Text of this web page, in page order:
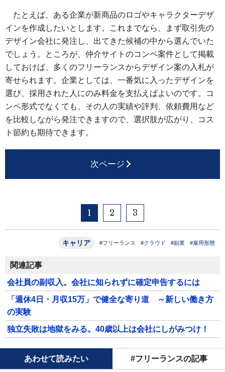
たとえば、ある企業が新商品のロゴやキャラクターデザ
インを作成したいとします。これまでなら、まず取引先の
デザイン会社に発注し、出てきた候補の中から選んでいた
でしょう。ところが、仲介サイトのコンペ案件として掲載
しておけば、多くのフリーランスからデザイン案の入札が
寄せられます。企業としては、一番気に入ったデザインを
選び、採用された人にのみ料金を支払えばよいのです。コ
ンペ形式でなくても、その人の実績や評判、依頼費用など
を比較しながら発注できますので、選択肢が広がり、コス
ト節約も期待できます。
次ページ
1 2 3
キャリア #フリーランス #クラウド #副業 #雇用形態
関連記事
会社員の副収入。会社に知られずに確定申告するには
「週休4日・月収15万」で健全な寄り道 ～新しい働き方
の実験
独立失敗は地獄をみる。40歳以上は会社にしがみつけ！
あわせて読みたい #フリーランスの記事